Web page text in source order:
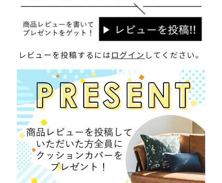
レビューを投稿するにはログイン してください。